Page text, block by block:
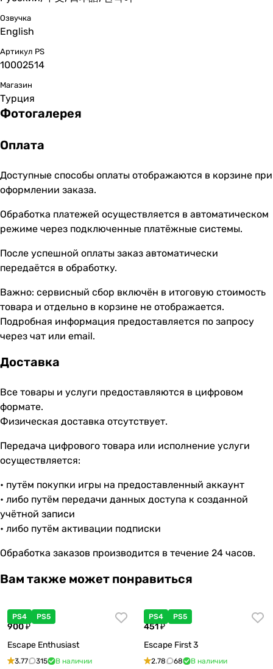
Озвучка
English
Артикул PS
10002514
Магазин
Турция
Фотогалерея
Оплата
Доступные способы оплаты отображаются в корзине при
оформлении заказа.
Обработка платежей осуществляется в автоматическом
режиме через подключенные платёжные системы.
После успешной оплаты заказ автоматически
передаётся в обработку.
Важно: сервисный сбор включён в итоговую стоимость
товара и отдельно в корзине не отображается.
Подробная информация предоставляется по запросу
через чат или email.
Доставка
Все товары и услуги предоставляются в цифровом
формате.
Физическая доставка отсутствует.
Передача цифрового товара или исполнение услуги
осуществляется:
• путём покупки игры на предоставленный аккаунт
• либо путём передачи данных доступа к созданной
учётной записи
• либо путём активации подписки
Обработка заказов производится в течение 24 часов.
Вам также может понравиться
PS4 PS5
900 ₽
Escape Enthusiast
3.77 315 В наличии
PS4 PS5
451 ₽
Escape First 3
2.78 68 В наличии